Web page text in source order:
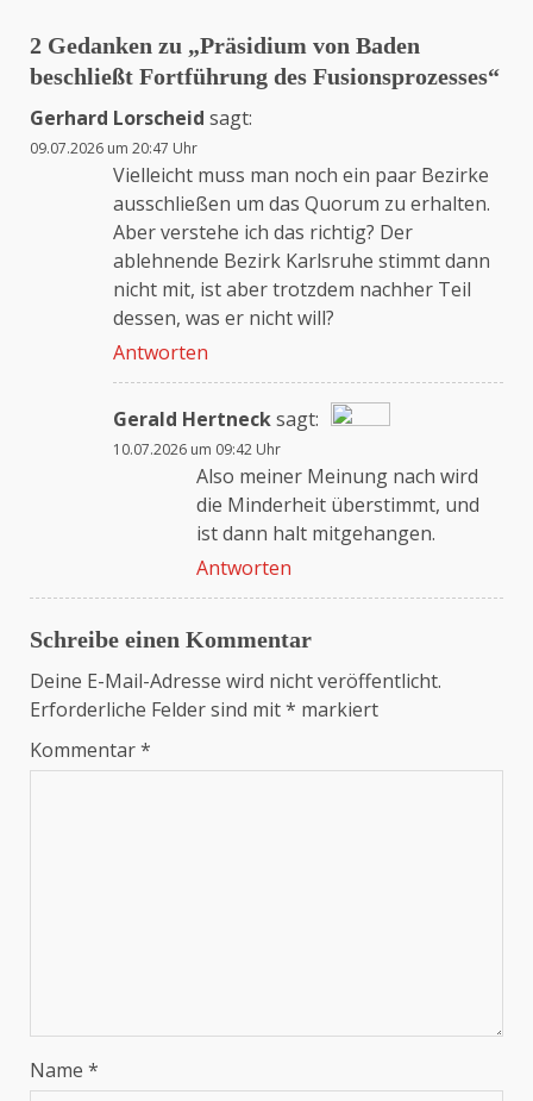
2 Gedanken zu „Präsidium von Baden
beschließt Fortführung des Fusionsprozesses“
Gerhard Lorscheid sagt:
09.07.2026 um 20:47 Uhr
Vielleicht muss man noch ein paar Bezirke
ausschließen um das Quorum zu erhalten.
Aber verstehe ich das richtig? Der
ablehnende Bezirk Karlsruhe stimmt dann
nicht mit, ist aber trotzdem nachher Teil
dessen, was er nicht will?
Antworten
Gerald Hertnecksagt:
Das „Echte-Person“-Abzeichen!
Anti-Spam von CleanTalk
10.07.2026 um 09:42 Uhr
Also meiner Meinung nach wird
die Minderheit überstimmt, und
ist dann halt mitgehangen.
Antworten
Schreibe einen Kommentar
Deine E-Mail-Adresse wird nicht veröffentlicht.
Erforderliche Felder sind mit* markiert
Kommentar*
Name *